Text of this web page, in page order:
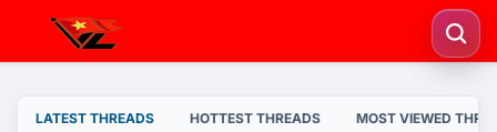
LATEST THREADS HOTTEST THREADS MOST VIEWED